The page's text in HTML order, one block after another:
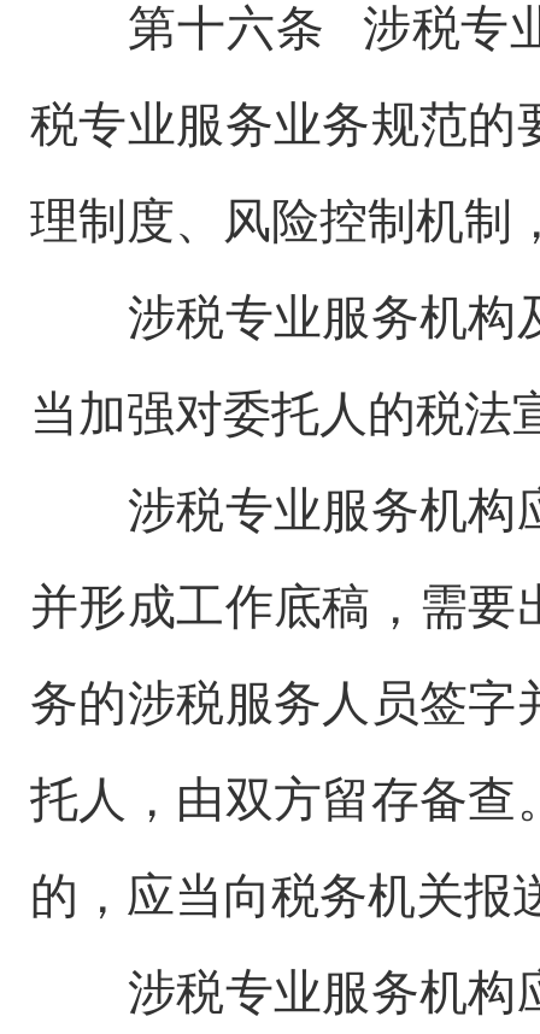
第十六条 涉税专业
税专业服务业务规范的
理制度、风险控制机制
涉税专业服务机构
当加强对委托人的税法
涉税专业服务机构
并形成工作底稿，需
务的涉税服务人员签字
托人，由双方留存备查
的，应当向税务机关报
涉税专业服务机构